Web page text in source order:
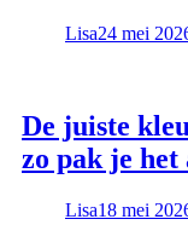
Lisa24 mei
De juiste
zo pak je het
Lisa18 mei